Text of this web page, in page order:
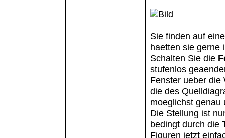
Sie finden auf
haetten sie gerne
Schalten Sie die
stufenlos
Fenster ueber die
die des
moeglichst genau
Die Stellung ist
bedingt durch die
Figuren jetzt